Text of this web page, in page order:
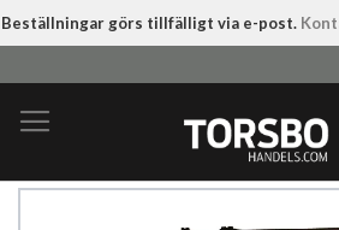
Beställningar görs tillfälligt via e-post.
till
innehållet